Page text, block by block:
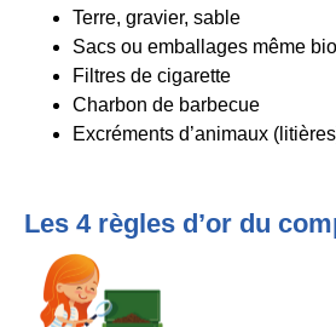
Terre, gravier, sable
Sacs ou emballages même
Filtres de cigarette
Charbon de barbecue
Excréments d’animaux
Les 4 règles d’or du